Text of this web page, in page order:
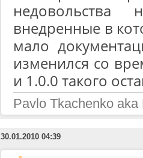
внедренные в
мало
изменился со
и 1.0.0 такого
Pavlo Tkachenko aka
30.01.2010 04:39